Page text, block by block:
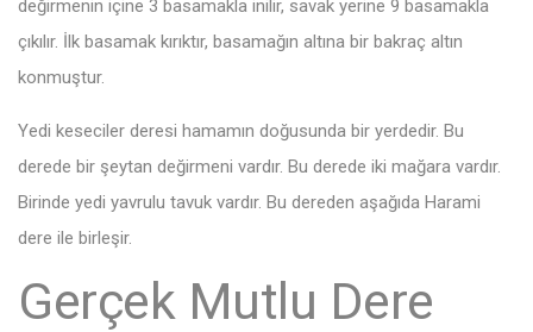
değirmenin içine 3 basamakla inilir, savak yerine 9 basamakla
çıkılır. İlk basamak kırıktır, basamağın altına bir bakraç altın
konmuştur.
Yedi keseciler deresi hamamın doğusunda bir yerdedir. Bu
derede bir şeytan değirmeni vardır. Bu derede iki mağara vardır.
Birinde yedi yavrulu tavuk vardır. Bu dereden aşağıda Harami
dere ile birleşir.
Gerçek Mutlu Dere